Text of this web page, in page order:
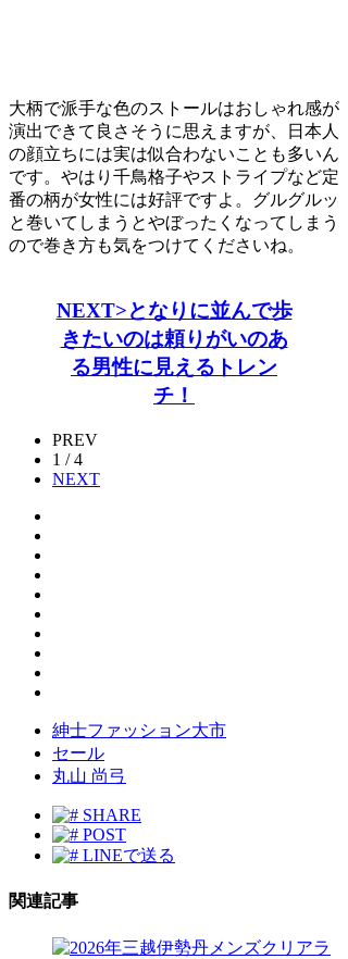
大柄で派手な色のストールはおしゃれ感が
演出できて良さそうに思えますが、日本人
の顔立ちには実は似合わないことも多いん
です。やはり千鳥格子やストライプなど定
番の柄が女性には好評ですよ。グルグルッ
と巻いてしまうとやぼったくなってしまう
ので巻き方も気をつけてくださいね。
NEXT>となりに並んで歩
きたいのは頼りがいのあ
る男性に見えるトレン
チ！
PREV
1 / 4
NEXT
紳士ファッション大市
セール
丸山 尚弓
SHARE
POST
LINEで送る
関連記事